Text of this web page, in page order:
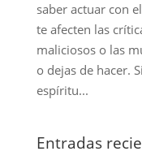
saber actuar con
te afecten las
maliciosos o las
o dejas de hacer.
espíritu...
Entradas